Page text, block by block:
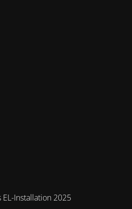
Installation 2025